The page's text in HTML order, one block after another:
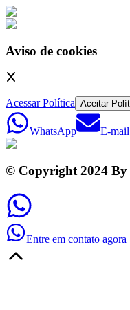
Aviso de cookies
Acessar Política Aceitar
WhatsApp E-mail
© Copyright 2024 By
Entre em contato agora